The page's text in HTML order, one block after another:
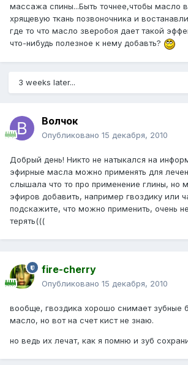
массажа спины...Быть точнее,чтобы масло
хрящевую ткань позвоночника и
где то что масло зверобоя дает такой
что-нибудь полезное к нему добавть?
3 weeks later...
Волчок
Опубликовано 15 декабря, 2010
Добрый день! Никто не натыкался на
эфирные масла можно применять для
слышала что то про применение глины, но
эфиров добавить, например гвоздику или
подскажите, что можно применить, очень
терять(((
fire-cherry
Опубликовано 15 декабря, 2010
вообще, гвоздика хорошо снимает зубные
масло, но вот на счет кист не знаю.
но ведь их лечат, как я помню и зуб